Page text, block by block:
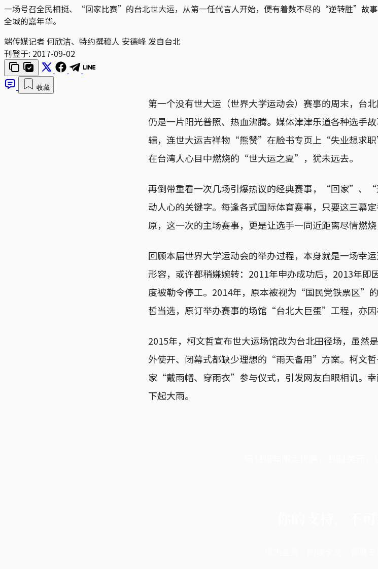
一场号召全民相挺、“回家比赛”的台北世大运，从第一任代言人开始，便有着数不尽的“逆转胜”故
全城的嘉年华。
端传媒记者 何欣洁、特约撰稿人 安德峰 发自台北
刊登于: 2017-09-02
收藏
第一个没有世大运（世界大学运动会）赛事的周末，台
仍是一片阳光普照、热血沸腾。媒体津津乐道各种选手
辑，连世大运吉祥物“熊赞”在脸书专页上“失业想求职
在台湾人心目中燃烧的“世大运之夏”，犹未远去。
再倒带重看一次几场引爆热议的经典赛事，“回家”
动人心的关键字。每逢各式国际体育赛事，只要这三幕
原，这一次的主场赛事，更是让选手一同近距离尽情燃
回顾本届世界大学运动会的举办过程，本身就是一场幸
形容，或许都稍嫌婉转：2011年申办成功后，2013年即
度被勒令停工。2014年，原本被视为“国民党铁票区”
哲当选，原订举办赛事的场馆“台北大巨蛋”工程，亦因
2015年，柯文哲宣布世大运场馆改为台北田径场，虽然
外使开、闭幕式都缺少理想的“雨天备用”方案。柯文
家“戴雨帽、穿雨衣”参与仪式，引发网友白眼相讥。
下起大雨。